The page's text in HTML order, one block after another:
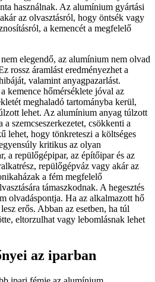
használnak. Az alumínium gyártási
az olvasztásról, hogy öntsék vagy
a kemencét a megfelelő
elegendő, az alumínium nem olvad
rossz áramlást eredményezhet a
valamint anyagpazarlást.
kemence hőmérséklete jóval az
meghaladó tartományba kerül,
lehet. Az alumínium anyag túlzott
szemcseszerkezetet, csökkenti a
lehet, hogy tönkreteszi a költséges
kritikus az olyan
a repülőgépipar, az építőipar és az
repülőgépváz vagy akár az
a fém megfelelő
támaszkodnak. A hegesztés
olvadáspontja. Ha az alkalmazott hő
erős. Abban az esetben, ha túl
eltorzulhat vagy lebomlásnak lehet
az iparban